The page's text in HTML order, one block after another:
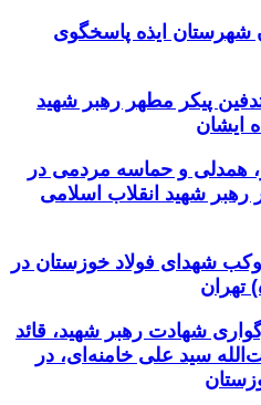
شهرستان ایذه پاسخگوی
پیکر مطهر رهبر شهید
ایشان
همدلی و حماسه مردمی در
شهید انقلاب اسلامی
شهدای فولاد خوزستان در
تهران
شهادت رهبر شهید، قائد
سید علی خامنه‌ای، در